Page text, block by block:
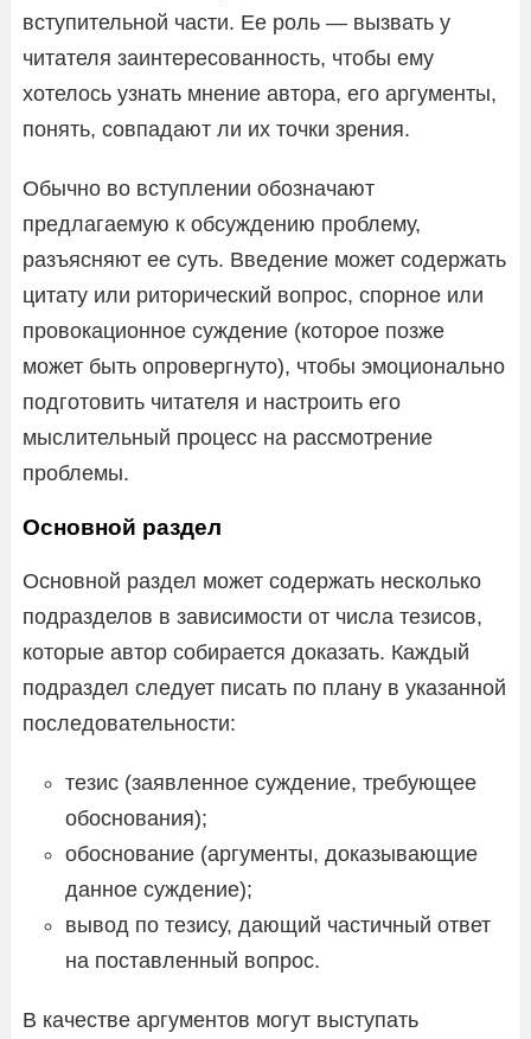
вступительной части. Ее роль — вызвать у
читателя заинтересованность, чтобы ему
хотелось узнать мнение автора, его аргументы,
понять, совпадают ли их точки зрения.
Обычно во вступлении обозначают
предлагаемую к обсуждению проблему,
разъясняют ее суть. Введение может содержать
цитату или риторический вопрос, спорное или
провокационное суждение (которое позже
может быть опровергнуто), чтобы эмоционально
подготовить читателя и настроить его
мыслительный процесс на рассмотрение
проблемы.
Основной раздел
Основной раздел может содержать несколько
подразделов в зависимости от числа тезисов,
которые автор собирается доказать. Каждый
подраздел следует писать по плану в указанной
последовательности:
тезис (заявленное суждение, требующее
обоснования);
обоснование (аргументы, доказывающие
данное суждение);
вывод по тезису, дающий частичный ответ
на поставленный вопрос.
В качестве аргументов могут выступать